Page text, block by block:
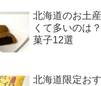
北海道のお土
くて多いのは
菓子12選
北海道限定お